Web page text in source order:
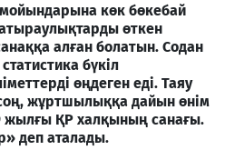
мойындарына көк бөкебай
өткен
алған болатын. Содан
бүкіл
өңдеген еді. Таяу
жұртшылыққа дайын өнім
ҚР халқының санағы.
деп аталады.